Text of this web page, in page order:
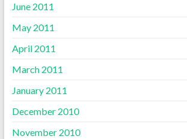
June 2011
May 2011
April 2011
March 2011
January 2011
December 2010
November 2010